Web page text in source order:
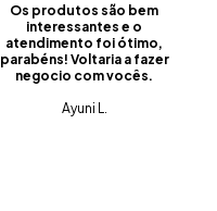
Os produtos são bem
interessantes e o
atendimento foi ótimo,
parabéns! Voltaria a fazer
negocio com vocês.
Ayuni L.